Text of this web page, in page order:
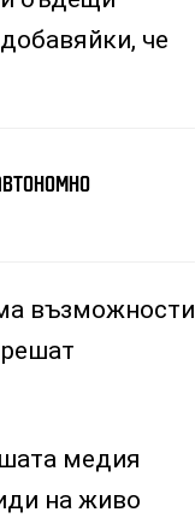
че
възможности
медия
на живо